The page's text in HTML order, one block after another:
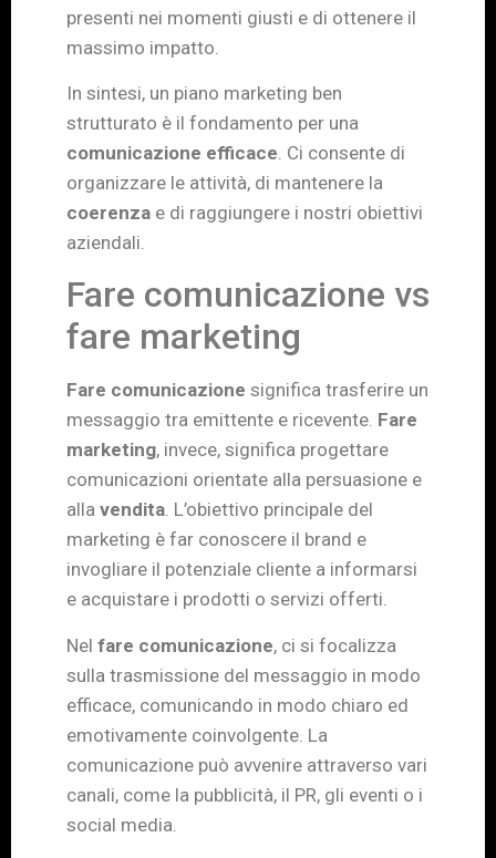
presenti nei momenti giusti e di ottenere il
massimo impatto.
In sintesi, un piano marketing ben
strutturato è il fondamento per una
comunicazione efficace . Ci consente di
organizzare le attività, di mantenere la
coerenza e di raggiungere i nostri obiettivi
aziendali.
Fare comunicazione vs
fare marketing
Fare comunicazione significa trasferire un
messaggio tra emittente e ricevente. Fare
marketing, invece, significa progettare
comunicazioni orientate alla persuasione e
alla vendita. L’obiettivo principale del
marketing è far conoscere il brand e
invogliare il potenziale cliente a informarsi
e acquistare i prodotti o servizi offerti.
Nel fare comunicazione, ci si focalizza
sulla trasmissione del messaggio in modo
efficace, comunicando in modo chiaro ed
emotivamente coinvolgente. La
comunicazione può avvenire attraverso vari
canali, come la pubblicità, il PR, gli eventi o i
social media.